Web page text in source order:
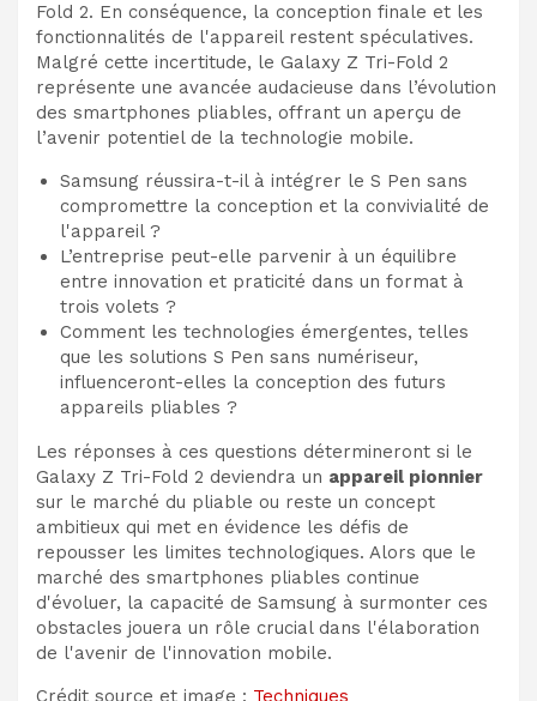
Fold 2. En conséquence, la conception finale et les
fonctionnalités de l'appareil restent spéculatives.
Malgré cette incertitude, le Galaxy Z Tri-Fold 2
représente une avancée audacieuse dans l’évolution
des smartphones pliables, offrant un aperçu de
l’avenir potentiel de la technologie mobile.
Samsung réussira-t-il à intégrer le S Pen sans
compromettre la conception et la convivialité de
l'appareil ?
L’entreprise peut-elle parvenir à un équilibre
entre innovation et praticité dans un format à
trois volets ?
Comment les technologies émergentes, telles
que les solutions S Pen sans numériseur,
influenceront-elles la conception des futurs
appareils pliables ?
Les réponses à ces questions détermineront si le
Galaxy Z Tri-Fold 2 deviendra un appareil pionnier
sur le marché du pliable ou reste un concept
ambitieux qui met en évidence les défis de
repousser les limites technologiques. Alors que le
marché des smartphones pliables continue
d'évoluer, la capacité de Samsung à surmonter ces
obstacles jouera un rôle crucial dans l'élaboration
de l'avenir de l'innovation mobile.
Crédit source et image : Techniques